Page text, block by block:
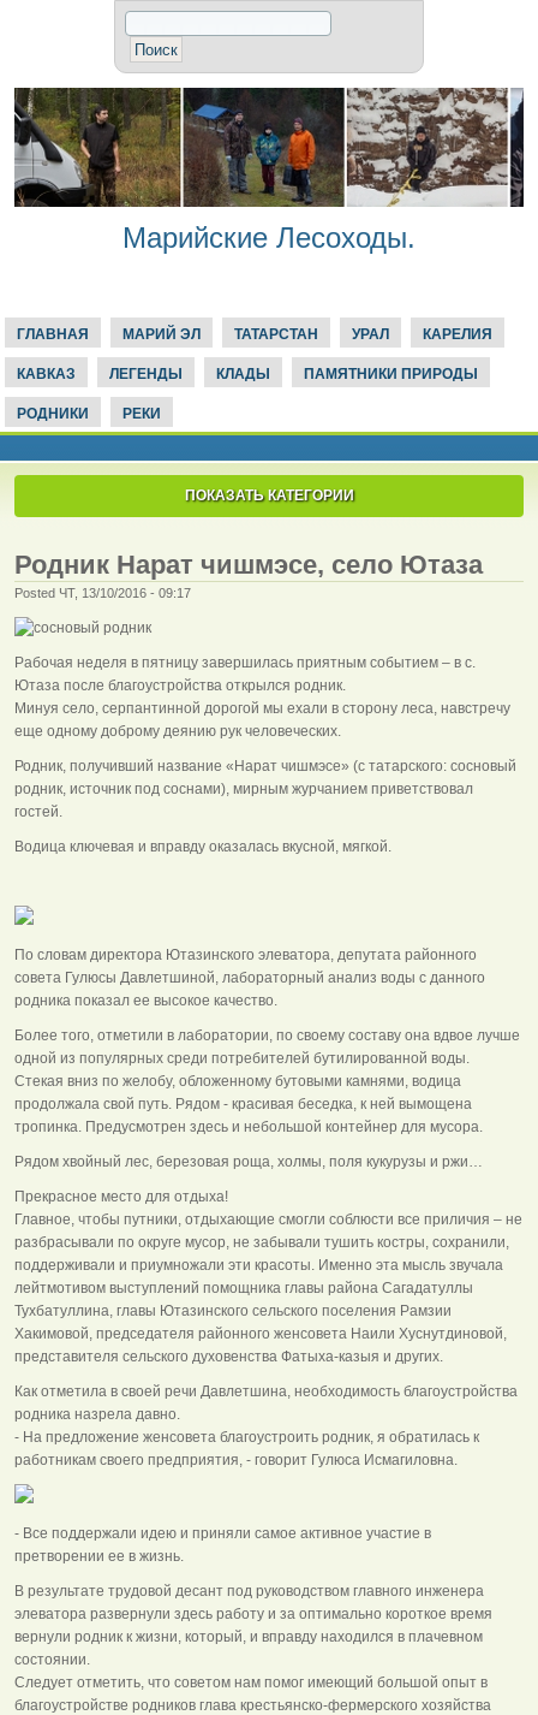
Марийские Лесоходы.
ГЛАВНАЯ МАРИЙ ЭЛ ТАТАРСТАН УРАЛ КАРЕЛИЯ
КАВКАЗ ЛЕГЕНДЫ КЛАДЫ ПАМЯТНИКИ ПРИРОДЫ
РОДНИКИ РЕКИ
ПОКАЗАТЬ КАТЕГОРИИ
Родник Нарат чишмэсе, село Ютаза
Posted ЧТ, 13/10/2016 - 09:17
Рабочая неделя в пятницу завершилась приятным событием – в с.
Ютаза после благоустройства открылся родник.
Минуя село, серпантинной дорогой мы ехали в сторону леса, навстречу
еще одному доброму деянию рук человеческих.
Родник, получивший название «Нарат чишмэсе» (с татарского: сосновый
родник, источник под соснами), мирным журчанием приветствовал
гостей.
Водица ключевая и вправду оказалась вкусной, мягкой.
По словам директора Ютазинского элеватора, депутата районного
совета Гулюсы Давлетшиной, лабораторный анализ воды с данного
родника показал ее высокое качество.
Более того, отметили в лаборатории, по своему составу она вдвое лучше
одной из популярных среди потребителей бутилированной воды.
Стекая вниз по желобу, обложенному бутовыми камнями, водица
продолжала свой путь. Рядом - красивая беседка, к ней вымощена
тропинка. Предусмотрен здесь и небольшой контейнер для мусора.
Рядом хвойный лес, березовая роща, холмы, поля кукурузы и ржи…
Прекрасное место для отдыха!
Главное, чтобы путники, отдыхающие смогли соблюсти все приличия – не
разбрасывали по округе мусор, не забывали тушить костры, сохранили,
поддерживали и приумножали эти красоты. Именно эта мысль звучала
лейтмотивом выступлений помощника главы района Сагадатуллы
Тухбатуллина, главы Ютазинского сельского поселения Рамзии
Хакимовой, председателя районного женсовета Наили Хуснутдиновой,
представителя сельского духовенства Фатыха-казыя и других.
Как отметила в своей речи Давлетшина, необходимость благоустройства
родника назрела давно.
- На предложение женсовета благоустроить родник, я обратилась к
работникам своего предприятия, - говорит Гулюса Исмагиловна.
- Все поддержали идею и приняли самое активное участие в
претворении ее в жизнь.
В результате трудовой десант под руководством главного инженера
элеватора развернули здесь работу и за оптимально короткое время
вернули родник к жизни, который, и вправду находился в плачевном
состоянии.
Следует отметить, что советом нам помог имеющий большой опыт в
благоустройстве родников глава крестьянско-фермерского хозяйства